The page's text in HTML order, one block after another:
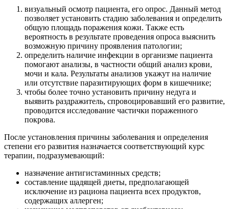
визуальный осмотр пациента, его опрос. Данный метод
позволяет установить стадию заболевания и определить
общую площадь поражения кожи. Также есть
вероятность в результате проведения опроса выяснить
возможную причину проявления патологии;
определить наличие инфекции в организме пациента
помогают анализы, в частности общий анализ крови,
мочи и кала. Результаты анализов укажут на наличие
или отсутствие паразитирующих форм в кишечнике;
чтобы более точно установить причину недуга и
выявить раздражитель, спровоцировавший его развитие,
проводится исследование частички пораженного
покрова.
После установления причины заболевания и определения
степени его развития назначается соответствующий курс
терапии, подразумевающий:
назначение антигистаминных средств;
составление щадящей диеты, предполагающей
исключение из рациона пациента всех продуктов,
содержащих аллерген;